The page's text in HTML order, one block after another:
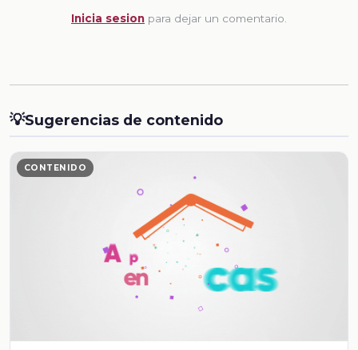
Inicia sesion para dejar un comentario.
💡Sugerencias de contenido
CONTENIDO